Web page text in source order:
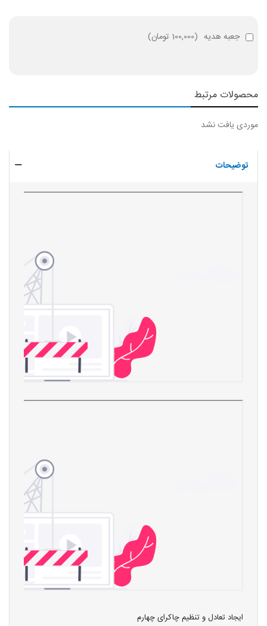
جعبه هدیه (100,000 تومان )
محصولات مرتبط
موردی یافت نشد
توضیحات
ایجاد تعادل و تنظیم چاکرای چهارم